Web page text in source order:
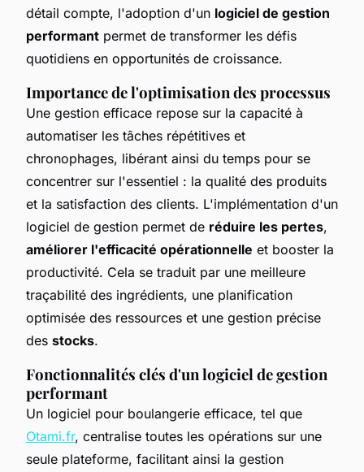
détail compte, l'adoption d'un logiciel de gestion
performant permet de transformer les défis
quotidiens en opportunités de croissance.
Importance de l'optimisation des processus
Une gestion efficace repose sur la capacité à
automatiser les tâches répétitives et
chronophages, libérant ainsi du temps pour se
concentrer sur l'essentiel : la qualité des produits
et la satisfaction des clients. L'implémentation d'un
logiciel de gestion permet de réduire les pertes,
améliorer l'efficacité opérationnelle et booster la
productivité. Cela se traduit par une meilleure
traçabilité des ingrédients, une planification
optimisée des ressources et une gestion précise
des stocks.
Fonctionnalités clés d'un logiciel de gestion
performant
Un logiciel pour boulangerie efficace, tel que
Otami.fr, centralise toutes les opérations sur une
seule plateforme, facilitant ainsi la gestion